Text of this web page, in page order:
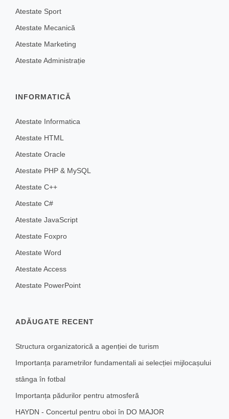
Atestate Sport
Atestate Mecanică
Atestate Marketing
Atestate Administrație
INFORMATICĂ
Atestate Informatica
Atestate HTML
Atestate Oracle
Atestate PHP & MySQL
Atestate C++
Atestate C#
Atestate JavaScript
Atestate Foxpro
Atestate Word
Atestate Access
Atestate PowerPoint
ADĂUGATE RECENT
Structura organizatorică a agenției de turism
Importanța parametrilor fundamentali ai selecției mijlocașului
stânga în fotbal
Importanța pădurilor pentru atmosferă
HAYDN - Concertul pentru oboi în DO MAJOR